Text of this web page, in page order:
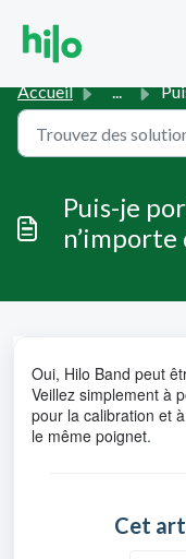
Accueil ... Puis-je
Puis-je
Oui, Hilo Band peut
Veillez simplement à
pour la calibration et
le même poignet.
Cet